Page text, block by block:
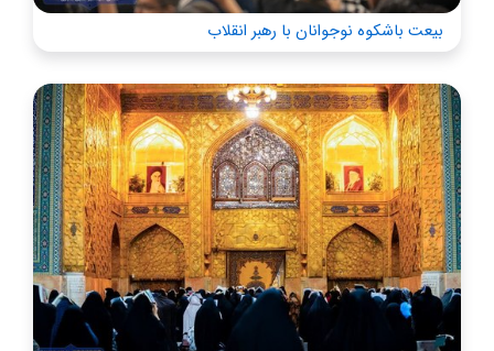
بیعت باشکوه نوجوانان با رهبر انقلاب